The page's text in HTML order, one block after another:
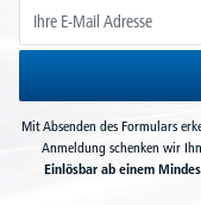
Mit Absenden des Formulars
Anmeldung schenken wir
Einlösbar ab einem